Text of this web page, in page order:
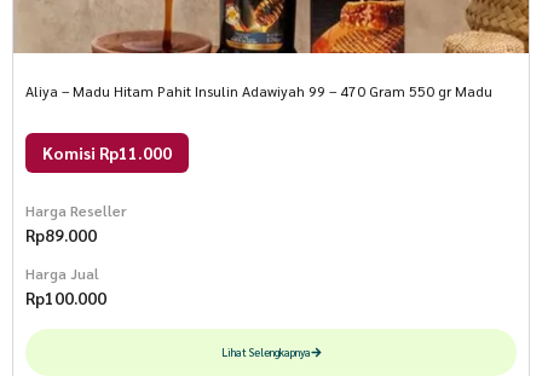
Aliya – Madu Hitam Pahit Insulin Adawiyah 99 – 470 Gram 550 gr Madu
Komisi Rp11.000
Harga Reseller
Rp89.000
Harga Jual
Rp100.000
Lihat Selengkapnya